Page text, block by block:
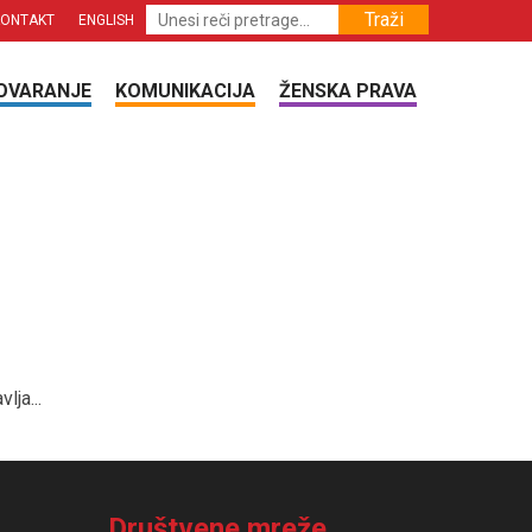
Traži
ENGLISH
KOMUNIKACIJA ŽENSKA PRAVA